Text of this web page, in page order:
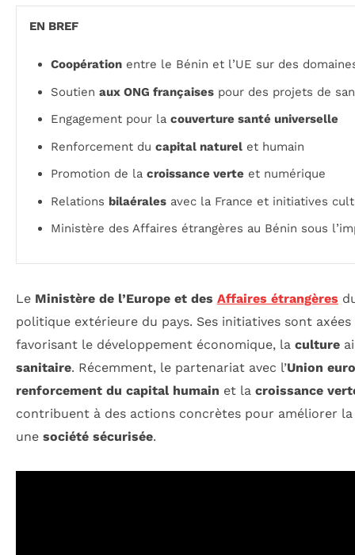
EN BREF
Coopération entre le Bénin et l’UE sur des
Soutien aux ONG françaises pour des projets de
Engagement pour la couverture santé universelle
Renforcement du capital naturel et humain
Promotion de la croissance verte et numérique
Relations bilaérales avec la France et initiatives
Ministère des Affaires étrangères au Bénin sous
Le Ministère de l’Europe et des Affaires étrangères
politique extérieure du pays. Ses initiatives sont
favorisant le développement économique, la culture
sanitaire. Récemment, le partenariat avec l’Union
renforcement du capital humain et la croissance
contribuent à des actions concrètes pour améliorer
une société sécurisée.